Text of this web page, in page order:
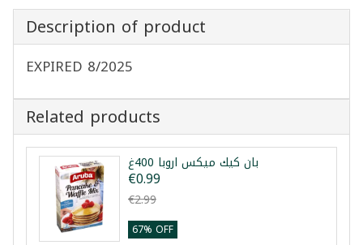
Description of product
EXPIRED 8/2025
Related products
بان كيك ميكس اروبا 400غ
€0.99
€2.99
67% OFF